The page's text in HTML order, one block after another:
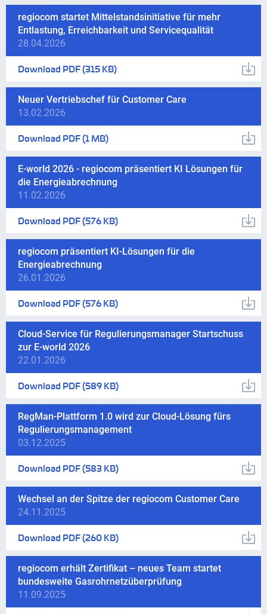
regiocom startet Mittelstandsinitiative für mehr
Entlastung, Erreichbarkeit und Servicequalität
28.04.2026
Download PDF(315 KB)
Neuer Vertriebschef für Customer Care
13.02.2026
Download PDF(1 MB)
E-world 2026 - regiocom präsentiert KI Lösungen für
die Energieabrechnung
11.02.2026
Download PDF(576 KB)
regiocom präsentiert KI-Lösungen für die
Energieabrechnung
26.01.2026
Download PDF(576 KB)
Cloud-Service für Regulierungsmanager Startschuss
zur E-world 2026
22.01.2026
Download PDF(589 KB)
RegMan-Plattform 1.0 wird zur Cloud-Lösung fürs
Regulierungsmanagement
03.12.2025
Download PDF(583 KB)
Wechsel an der Spitze der regiocom Customer Care
24.11.2025
Download PDF(260 KB)
regiocom erhält Zertifikat – neues Team startet
bundesweite Gasrohrnetzüberprüfung
11.09.2025